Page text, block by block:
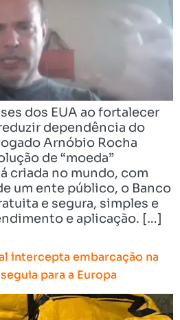
dos EUA ao fortalecer
dependência do
Arnóbio Rocha
de “moeda”
criada no mundo, com
um ente público, o Banco
e segura, simples e
e aplicação. […]
intercepta embarcação na
para a Europa